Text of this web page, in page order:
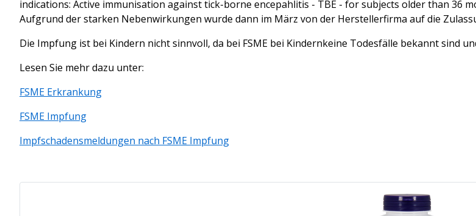
indications: Active immunisation against tick-borne encepahlitis - TBE - for subjects older than 36
Aufgrund der starken Nebenwirkungen wurde dann im März von der Herstellerfirma auf die
Die Impfung ist bei Kindern nicht sinnvoll, da bei FSME bei Kindernkeine Todesfälle bekannt sind
Lesen Sie mehr dazu unter:
FSME Erkrankung
FSME Impfung
Impfschadensmeldungen nach FSME Impfung